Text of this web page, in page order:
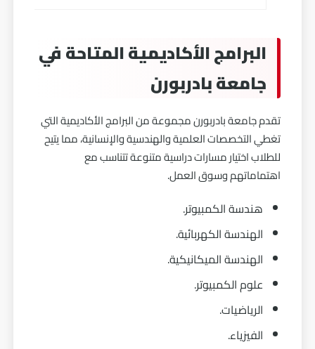
البرامج الأكاديمية المتاحة في
جامعة بادربورن
تقدم جامعة بادربورن مجموعة من البرامج الأكاديمية التي
تغطي التخصصات العلمية والهندسية والإنسانية، مما يتيح
للطلاب اختيار مسارات دراسية متنوعة تتناسب مع
اهتماماتهم وسوق العمل.
هندسة الكمبيوتر.
الهندسة الكهربائية.
الهندسة الميكانيكية.
علوم الكمبيوتر.
الرياضيات.
الفيزياء.